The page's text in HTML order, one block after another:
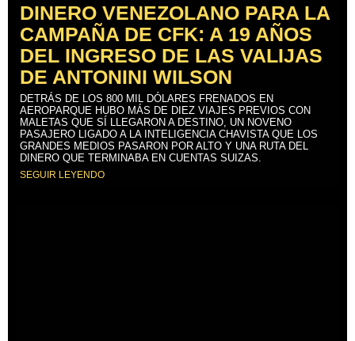
DINERO VENEZOLANO PARA LA
CAMPAÑA DE CFK: A 19 AÑOS
DEL INGRESO DE LAS VALIJAS
DE ANTONINI WILSON
DETRÁS DE LOS 800 MIL DÓLARES FRENADOS EN
AEROPARQUE HUBO MÁS DE DIEZ VIAJES PREVIOS CON
MALETAS QUE SÍ LLEGARON A DESTINO, UN NOVENO
PASAJERO LIGADO A LA INTELIGENCIA CHAVISTA QUE LOS
GRANDES MEDIOS PASARON POR ALTO Y UNA RUTA DEL
DINERO QUE TERMINABA EN CUENTAS SUIZAS.
SEGUIR LEYENDO